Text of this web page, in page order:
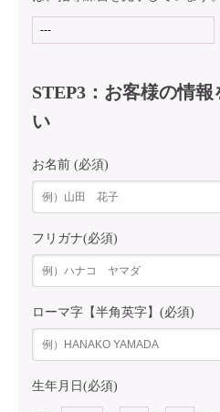
STEP3：お客様の情
い
お名前 (必須)
フリガナ(必須)
ローマ字【半角英字】(必須)
生年月日(必須)